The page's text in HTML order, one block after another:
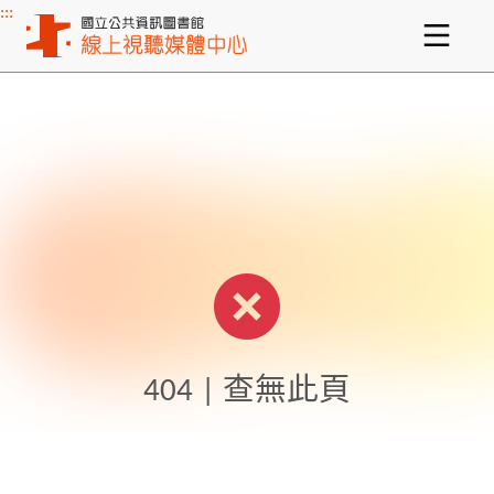
主要內容區塊
:::
404 | 查無此頁